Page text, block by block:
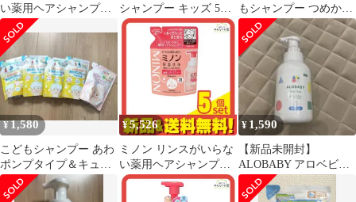
い薬用ヘアシャンプー
forキッズ 泡タイプ 詰
め替え用 320mL 4個セ
ット まとめ売り
シャンプー キッズ 5本
セット
もシャンプー つめかえ
用
¥1,580
こどもシャンプー あわ
ポンプタイプ＆キュー
ピー ベビー泡シャン
プー 詰め替え5袋
¥5,526
ミノン リンスがいらな
い薬用ヘアシャンプー
forキッズ 泡タイプ 詰
め替え用 320mL 5個セ
¥ 1,590
【新品未開封】
ALOBABY アロベビー
ヘアシャンプー 350ml